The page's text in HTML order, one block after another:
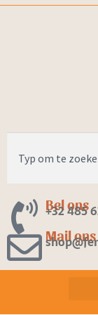
Bel ons
+32 485
Mail ons